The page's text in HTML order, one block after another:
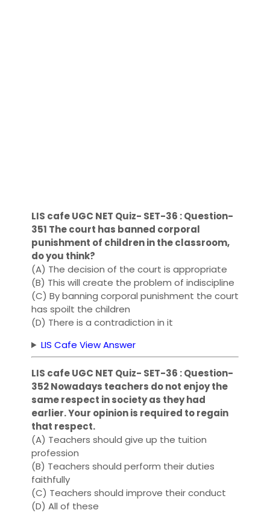
LIS cafe UGC NET Quiz- SET-36 : Question-
351 The court has banned corporal
punishment of children in the classroom,
do you think?
(A) The decision of the court is appropriate
(B) This will create the problem of indiscipline
(C) By banning corporal punishment the court
has spoilt the children
(D) There is a contradiction in it
LIS Cafe View Answer
LIS cafe UGC NET Quiz- SET-36 : Question-
352 Nowadays teachers do not enjoy the
same respect in society as they had
earlier. Your opinion is required to regain
that respect.
(A) Teachers should give up the tuition
profession
(B) Teachers should perform their duties
faithfully
(C) Teachers should improve their conduct
(D) All of these